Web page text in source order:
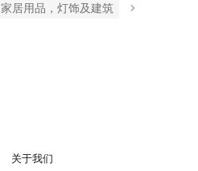
家居用品，灯饰及建筑
关于我们